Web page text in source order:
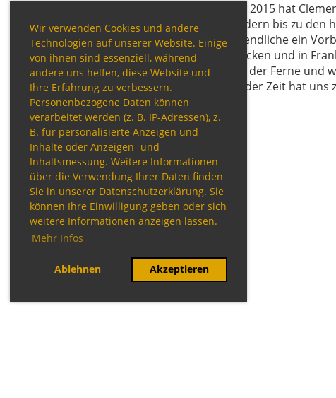
Wir verwenden Cookies und andere
Technologien auf unserer Website. Einige
von ihnen sind essenziell, während
andere uns helfen, diese Website und
Ihre Erfahrung zu verbessern.
Personenbezogene Daten können
verarbeitet werden (z. B. IP-Adressen), z.
B. für personalisierte Anzeigen und
Inhalte oder Anzeigen- und
Inhaltsmessung. Weitere Informationen
über die Verwendung Ihrer Daten finden
Sie in unserer Datenschutzerklärung. Sie
können Ihre Einwilligung geben oder sich
weitere Informationen anzeigen lassen.
Mehr Infos
Ablehnen Akzeptieren
Seit 2015 hat
Kindern bis zu
Jugendliche ein
drücken und in
aus der Ferne
wieder Zeit hat uns